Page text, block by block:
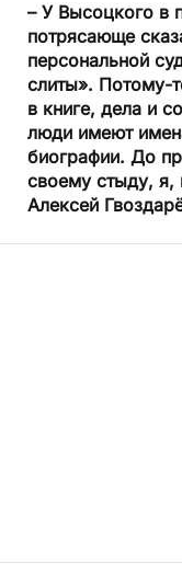
– У Высоцкого в
потрясающе
персональной
слиты». Потому-
в книге, дела и
люди имеют
биографии. До
своему стыду, я,
Алексей